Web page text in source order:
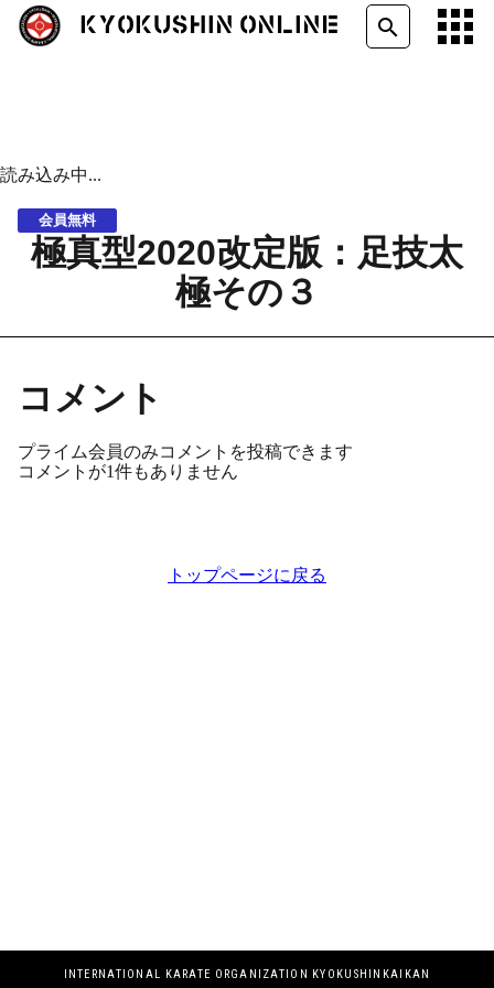
KYOKUSHIN ONLINE search
読み込み中...
会員無料
極真型2020改定版：足技太
極その３
コメント
プライム会員のみコメントを投稿できます
コメントが1件もありません
トップページに戻る
INTERNATIONAL KARATE ORGANIZATION KYOKUSHINKAIKAN